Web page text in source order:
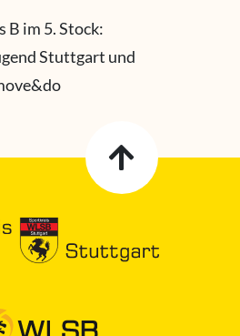
B im 5. Stock:
Stuttgart und